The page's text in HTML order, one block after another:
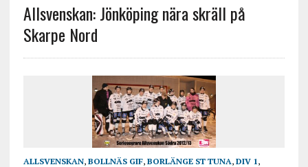
Allsvenskan: Jönköping nära skräll på
Skarpe Nord
ALLSVENSKAN, BOLLNÄS GIF, BORLÄNGE ST TUNA, DIV 1 ,